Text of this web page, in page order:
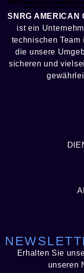
SNRG AMERICAN
ist ein
technischen
die unsere
sicheren und
Erhalten Sie
unseren